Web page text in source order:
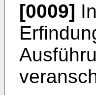
[0009]